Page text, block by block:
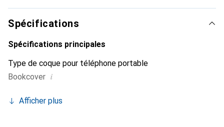
produits de haute qualité, la marque Noreve est un choix
fiable pour une clientèle exigeante.
Spécifications
Spécifications principales
Type de coque pour téléphone portable
Bookcover i
Afficher plus